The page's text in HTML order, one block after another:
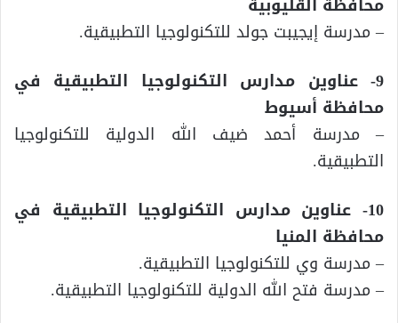
– مدرسة إيجيبت جولد للتكنولوجيا التطبيقية.
9- عناوين مدارس التكنولوجيا التطبيقية في
محافظة أسيوط
– مدرسة أحمد ضيف الله الدولية للتكنولوجيا
التطبيقية.
10- عناوين مدارس التكنولوجيا التطبيقية في
محافظة المنيا
– مدرسة وي للتكنولوجيا التطبيقية.
– مدرسة فتح الله الدولية للتكنولوجيا التطبيقية.